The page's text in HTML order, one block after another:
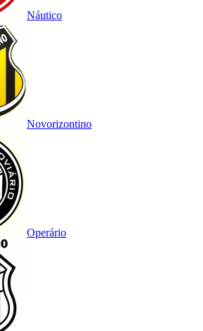
Náutico
Novorizontino
Operário